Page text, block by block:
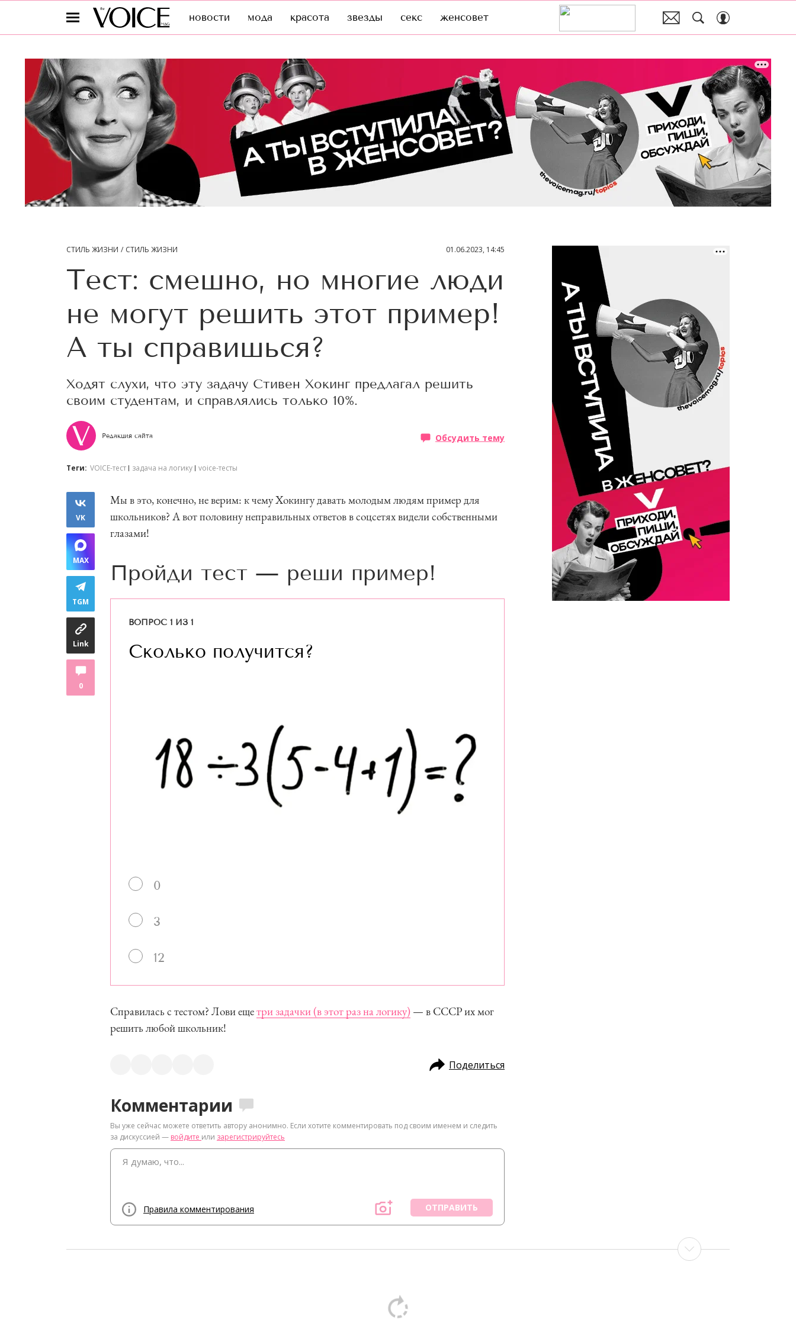
новости мода красота звезды секс женсовет
СТИЛЬ ЖИЗНИ СТИЛЬ ЖИЗНИ 01.06.2023, 14:45
Тест: смешно, но многие люди
не могут решить этот пример!
А ты справишься?
Ходят слухи, что эту задачу Стивен Хокинг предлагал решить
своим студентам, и справлялись только 10%.
Редакция сайта Обсудить тему
Теги: VOICE-тест задача на логику voice-тесты
VK
MAX
TGM
Link
0
Мы в это, конечно, не верим: к чему Хокингу давать молодым людям пример для
школьников? А вот половину неправильных ответов в соцсетях видели собственными
глазами!
Пройди тест — реши пример!
ВОПРОС 1 ИЗ 1
Сколько получится?
0
3
12
Справилась с тестом? Лови ещетри задачки (в этот раз на логику) — в СССР их мог
решить любой школьник!
Поделиться
Комментарии
Вы уже сейчас можете ответить автору анонимно. Если хотите комментировать под своим именем и следить
за дискуссией — войдите или зарегистрируйтесь
Правила комментирования ОТПРАВИТЬ